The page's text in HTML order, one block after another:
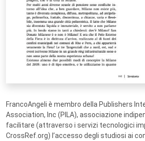
FrancoAngeli è membro della Publishers
Association, Inc (PILA), associazione
facilitare (attraverso i servizi tecnologici
CrossRef.org) l’accesso degli studiosi ai